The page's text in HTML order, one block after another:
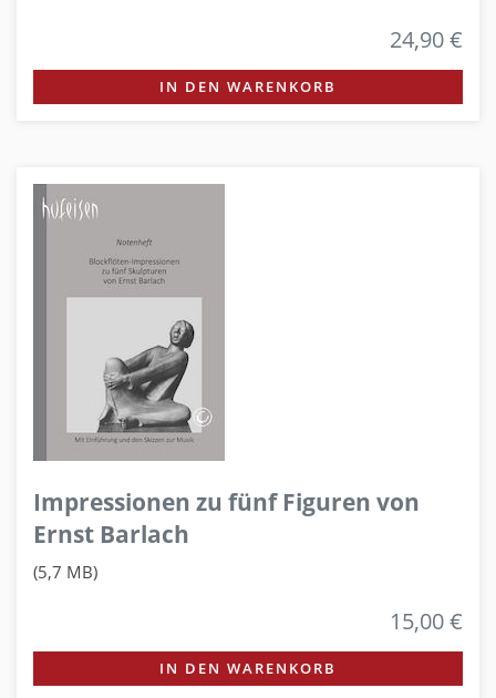
24,90 €
IN DEN WARENKORB
Impressionen zu fünf Figuren von
Ernst Barlach
(5,7 MB)
15,00 €
IN DEN WARENKORB